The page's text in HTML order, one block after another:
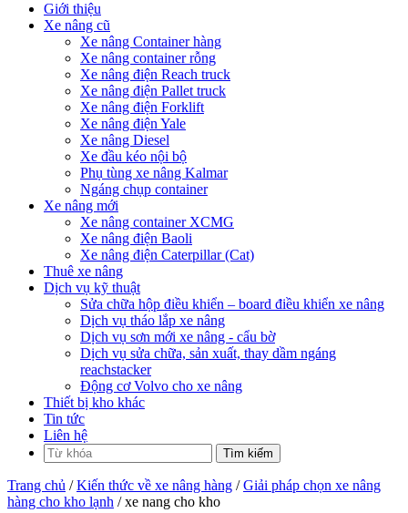
Giới thiệu
Xe nâng cũ
Xe nâng Container hàng
Xe nâng container rỗng
Xe nâng điện Reach truck
Xe nâng điện Pallet truck
Xe nâng điện Forklift
Xe nâng điện Yale
Xe nâng Diesel
Xe đầu kéo nội bộ
Phụ tùng xe nâng Kalmar
Ngáng chụp container
Xe nâng mới
Xe nâng container XCMG
Xe nâng điện Baoli
Xe nâng điện Caterpillar (Cat)
Thuê xe nâng
Dịch vụ kỹ thuật
Sửa chữa hộp điều khiển – board điều khiển xe nâng
Dịch vụ tháo lắp xe nâng
Dịch vụ sơn mới xe nâng - cẩu bờ
Dịch vụ sửa chữa, sản xuất, thay dầm ngáng
reachstacker
Động cơ Volvo cho xe nâng
Thiết bị kho khác
Tin tức
Liên hệ
Trang chủ /Kiến thức về xe nâng hàng /Giải pháp chọn xe nâng
hàng cho kho lạnh / xe nang cho kho